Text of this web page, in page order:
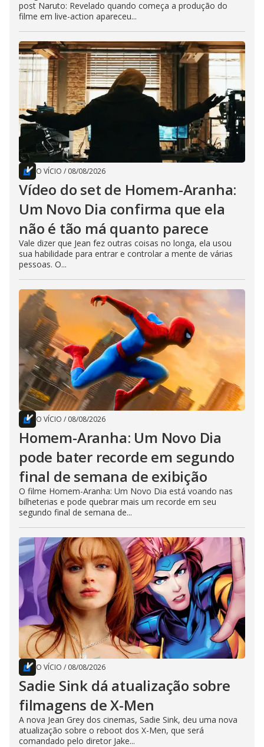
post Naruto: Revelado quando começa a produção do
filme em live-action apareceu...
O VÍCIO / 08/08/2026
Vídeo do set de Homem-Aranha:
Um Novo Dia confirma que ela
não é tão má quanto parece
Vale dizer que Jean fez outras coisas no longa, ela usou
sua habilidade para entrar e controlar a mente de várias
pessoas. O...
O VÍCIO / 08/08/2026
Homem-Aranha: Um Novo Dia
pode bater recorde em segundo
final de semana de exibição
O filme Homem-Aranha: Um Novo Dia está voando nas
bilheterias e pode quebrar mais um recorde em seu
segundo final de semana de...
O VÍCIO / 08/08/2026
Sadie Sink dá atualização sobre
filmagens de X-Men
A nova Jean Grey dos cinemas, Sadie Sink, deu uma nova
atualização sobre o reboot dos X-Men, que será
comandado pelo diretor Jake...